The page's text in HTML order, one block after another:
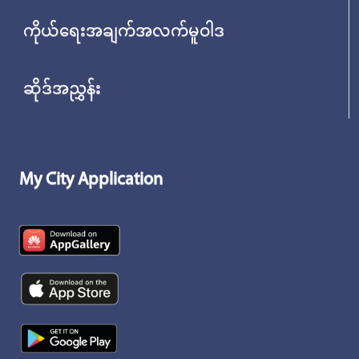
ကိုယ်ရေးအချက်အလက်မူဝါဒ
ဆိုဒ်အညွှန်း
My City Application